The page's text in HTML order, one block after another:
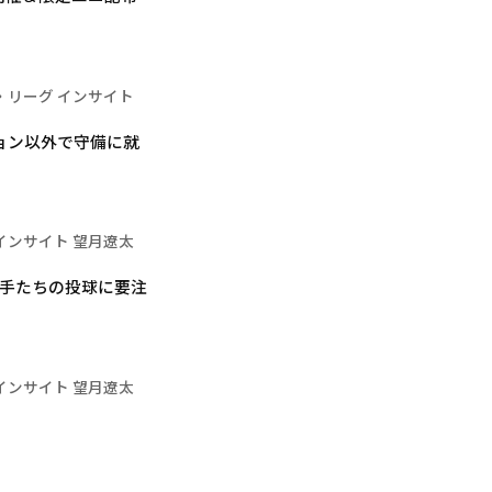
リーグ インサイト
以外で守備に就
ンサイト 望月遼太
たちの投球に要注
ンサイト 望月遼太